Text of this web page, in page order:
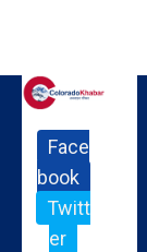
Face
book
Twitt
er